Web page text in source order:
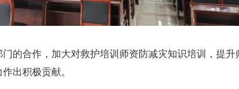
合作，加大对救护培训师资防减灾知识培训，提升
出积极贡献。